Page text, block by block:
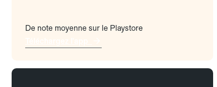
De note moyenne sur le Playstore